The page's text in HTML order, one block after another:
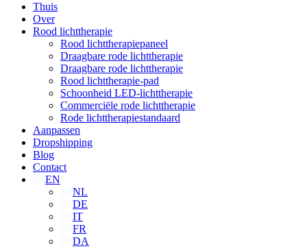
Thuis
Over
Rood lichttherapie
Rood lichttherapiepaneel
Draagbare rode lichttherapie
Draagbare rode lichttherapie
Rood lichttherapie-pad
Schoonheid LED-lichttherapie
Commerciële rode lichttherapie
Rode lichttherapiestandaard
Aanpassen
Dropshipping
Blog
Contact
EN
NL
DE
IT
FR
DA